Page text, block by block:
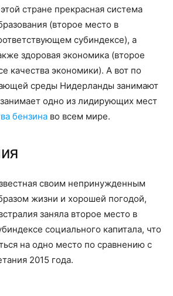
стране прекрасная система
(второе место в
субиндексе), а
здоровая экономика (второе
качества экономики). А вот по
среды Нидерланды занимают
одно из лидирующих мест
бензина во всем мире.
своим непринужденным
жизни и хорошей погодой,
заняла второе место в
социального капитала, что
на одно место по сравнению с
2015 года.